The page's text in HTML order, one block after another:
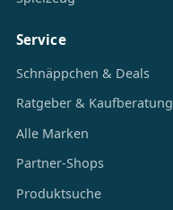
Service
Schnäppchen & Deals
Ratgeber & Kaufberatung
Alle Marken
Partner-Shops
Produktsuche